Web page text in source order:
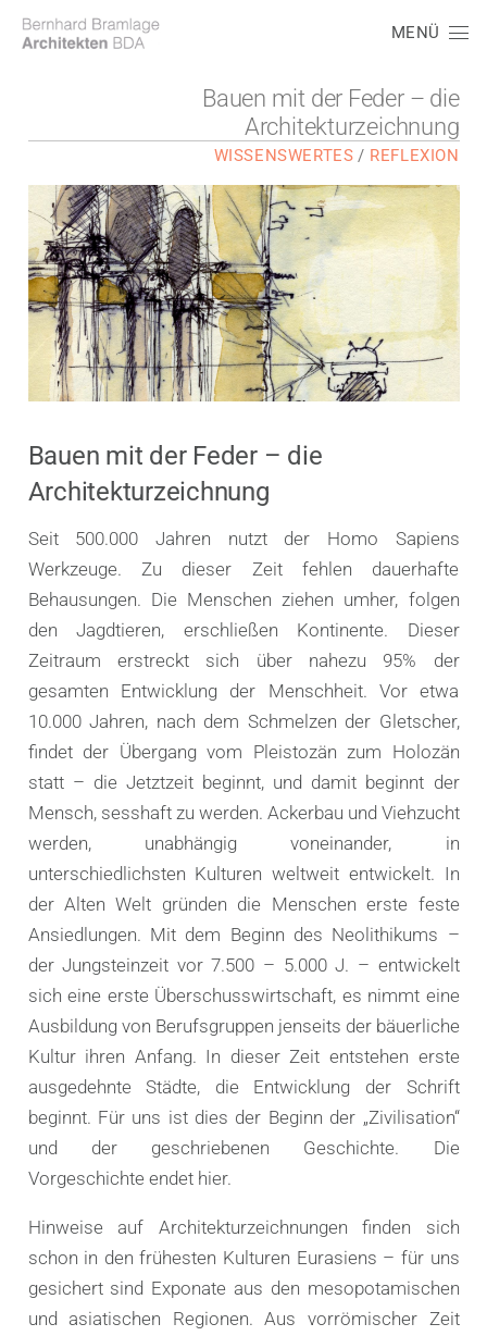
MENÜ
Bauen mit der Feder – die
Architekturzeichnung
WISSENSWERTES / REFLEXION
Bauen mit der Feder – die
Architekturzeichnung
Seit 500.000 Jahren nutzt der Homo Sapiens
Werkzeuge. Zu dieser Zeit fehlen dauerhafte
Behausungen. Die Menschen ziehen umher, folgen
den Jagdtieren, erschließen Kontinente. Dieser
Zeitraum erstreckt sich über nahezu 95% der
gesamten Entwicklung der Menschheit. Vor etwa
10.000 Jahren, nach dem Schmelzen der Gletscher,
findet der Übergang vom Pleistozän zum Holozän
statt – die Jetztzeit beginnt, und damit beginnt der
Mensch, sesshaft zu werden. Ackerbau und Viehzucht
werden, unabhängig voneinander, in
unterschiedlichsten Kulturen weltweit entwickelt. In
der Alten Welt gründen die Menschen erste feste
Ansiedlungen. Mit dem Beginn des Neolithikums –
der Jungsteinzeit vor 7.500 – 5.000 J. – entwickelt
sich eine erste Überschusswirtschaft, es nimmt eine
Ausbildung von Berufsgruppen jenseits der bäuerliche
Kultur ihren Anfang. In dieser Zeit entstehen erste
ausgedehnte Städte, die Entwicklung der Schrift
beginnt. Für uns ist dies der Beginn der „Zivilisation“
und der geschriebenen Geschichte. Die
Vorgeschichte endet hier.
Hinweise auf Architekturzeichnungen finden sich
schon in den frühesten Kulturen Eurasiens – für uns
gesichert sind Exponate aus den mesopotamischen
und asiatischen Regionen. Aus vorrömischer Zeit